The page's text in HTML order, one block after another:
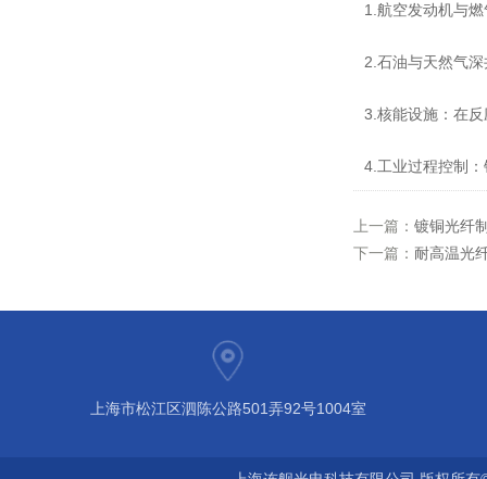
1.航空发动机与
2.石油与天然气
3.核能设施：在
4.工业过程控制
上一篇： 镀铜光纤
下一篇： 耐高温光
上海市松江区泗陈公路501弄92号1004室